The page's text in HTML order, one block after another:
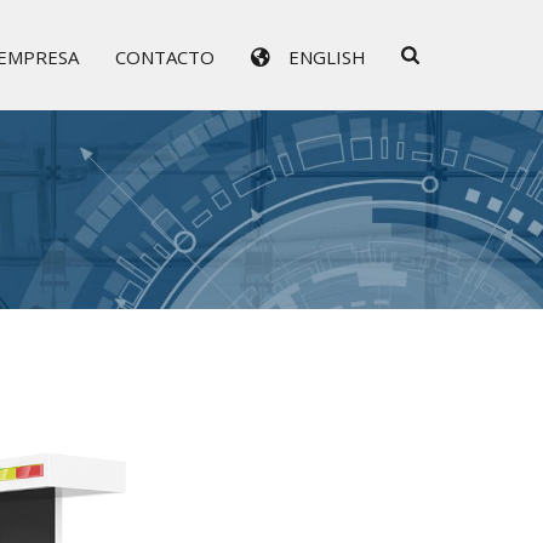
CONTACTO ENGLISH